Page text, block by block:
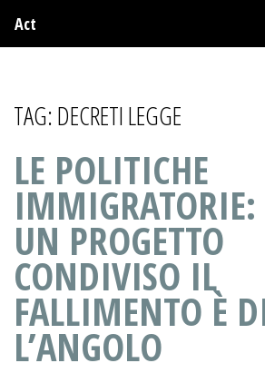
Act
TAG:DECRETI LEGGE
LE POLITICHE
IMMIGRATORIE:
UN PROGETTO
CONDIVISO IL
FALLIMENTO È
L’ANGOLO